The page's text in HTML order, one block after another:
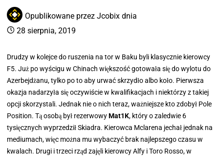
Opublikowane przez Jcobix dnia
28 sierpnia, 2019
Drudzy w kolejce do ruszenia na tor w Baku byli klasycznie kierowcy
F5. Już po wyścigu w Chinach większość gotowała się do wylotu do
Azerbejdżanu, tylko po to aby urwać skrzydło albo koło. Pierwsza
okazja nadarzyła się oczywiście w kwalifikacjach i niektórzy z takiej
opcji skorzystali. Jednak nie o nich teraz, ważniejsze kto zdobył Pole
Position. Tą osobą był rezerwowyMat1K, który o zaledwie 6
tysięcznych wyprzedził Skiadra. Kierowca Mclarena jechał jednak na
mediumach, więc można mu wybaczyć brak najlepszego czasu w
kwalach. Drugi i trzeci rząd zajęli kierowcy Alfy i Toro Rosso, w